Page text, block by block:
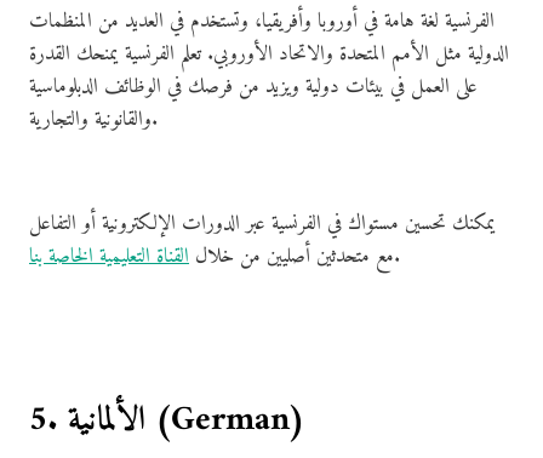
الفرنسية لغة هامة في أوروبا وأفريقيا، وتستخدم في العديد من المنظمات
الدولية مثل الأمم المتحدة والاتحاد الأوروبي. تعلم الفرنسية يمنحك القدرة
على العمل في بيئات دولية ويزيد من فرصك في الوظائف الدبلوماسية
والقانونية والتجارية.
يمكنك تحسين مستواك في الفرنسية عبر الدورات الإلكترونية أو التفاعل
مع متحدثين أصليين من خلال القناة التعليمية الخاصة بنا .
5. الألمانية (German)